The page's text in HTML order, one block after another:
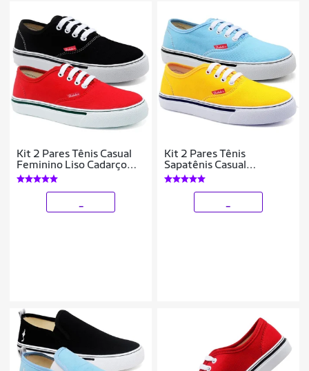
Kit 2 Pares Tênis Casual
Feminino Liso Cadarço
Conforto Leve
Kit 2 Pares Tênis
Sapatênis Casual
Feminino Polo Blu Leve